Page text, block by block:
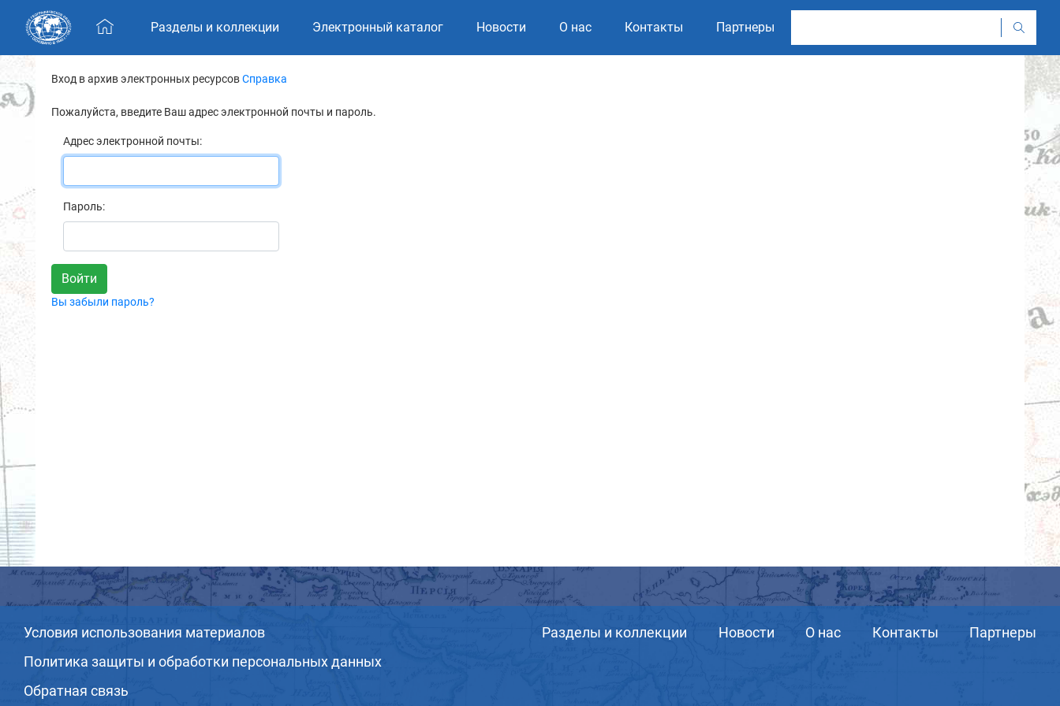
Skip navigation
Разделы и коллекции Электронный каталог Новости О нас Контакты Партнеры
Вход в архив электронных ресурсовСправка
Пожалуйста, введите Ваш адрес электронной почты и пароль.
Адрес электронной почты:
Пароль:
Вы забыли пароль?
Условия использования материалов
Политика защиты и обработки персональных данных
Обратная связь
Разделы и коллекции Новости О нас Контакты Партнеры